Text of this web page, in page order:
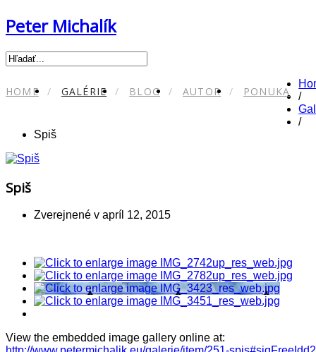
Peter Michalík
HOME GALÉRIE BLOG AUTOR PONUKA
/
/
Spiš
Spiš
Zverejnené v apríl 12, 2015
View the embedded image gallery online at: